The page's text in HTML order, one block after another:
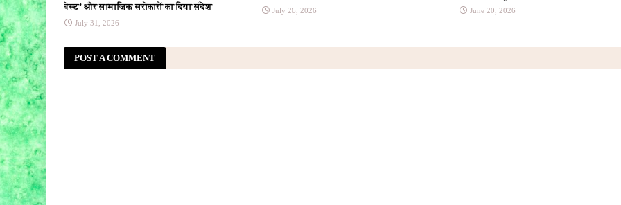
बेस्ट’ और सामाजिक सरोकारों का दिया संदेश
July 31, 2026
July 26, 2026 June 20, 2026
POST A COMMENT